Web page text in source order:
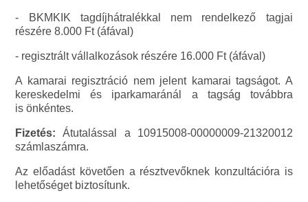
- BKMKIK tagdíjhátralékkal nem rendelkező tagjai
részére 8.000 Ft (áfával)
- regisztrált vállalkozások részére 16.000 Ft (áfával)
A kamarai regisztráció nem jelent kamarai tagságot. A
kereskedelmi és iparkamaránál a tagság továbbra
is önkéntes.
Fizetés: Átutalással a 10915008-00000009-21320012
számlaszámra.
Az előadást követően a résztvevőknek konzultációra is
lehetőséget biztosítunk.